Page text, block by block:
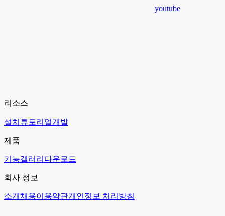
youtube
리소스
설치 튜토리얼개발
제품
기능갤러리 다운로드
회사 정보
소개 채용이용약관개인정보 처리방침